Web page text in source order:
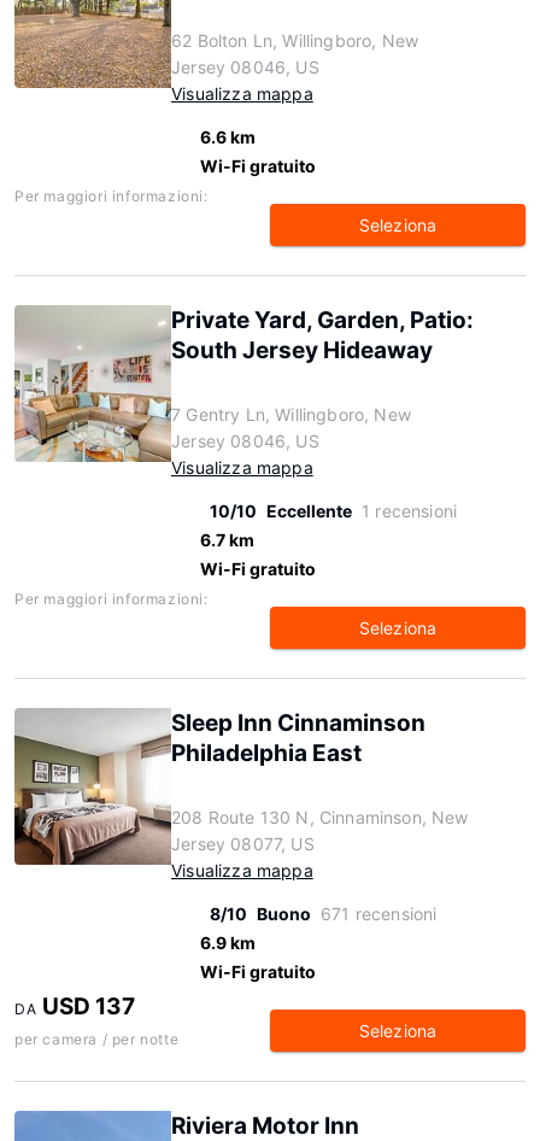
62 Bolton Ln, Willingboro, New
Jersey 08046, US
Visualizza mappa
6.6 km
Wi-Fi gratuito
Per maggiori informazioni:
Seleziona
Private Yard, Garden, Patio:
South Jersey Hideaway
7 Gentry Ln, Willingboro, New
Jersey 08046, US
Visualizza mappa
10/10 Eccellente 1 recensioni
6.7 km
Wi-Fi gratuito
Per maggiori informazioni:
Seleziona
Sleep Inn Cinnaminson
Philadelphia East
208 Route 130 N, Cinnaminson, New
Jersey 08077, US
Visualizza mappa
8/10 Buono 671 recensioni
6.9 km
Wi-Fi gratuito
DA USD 137
per camera / per notte Seleziona
Riviera Motor Inn